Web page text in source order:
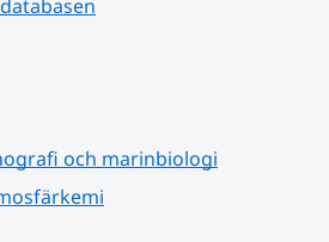
och marinbiologi